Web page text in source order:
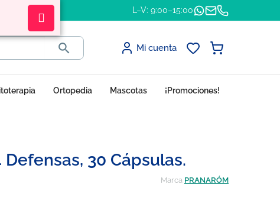
L–V: 9:00–15:00
 Mi cuenta
Ortopedia Mascotas ¡Promociones!
30 Cápsulas.
Marca PRANARÓM